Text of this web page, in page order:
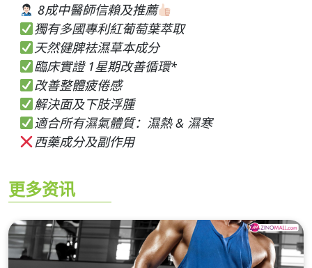
8成中醫師信賴及推薦
獨有多國專利紅葡萄葉萃取
天然健脾袪濕草本成分
臨床實證 1星期改善循環*
改善整體疲倦感
解決面及下肢浮腫
適合所有濕氣體質：濕熱 & 濕寒
西藥成分及副作用
更多资讯